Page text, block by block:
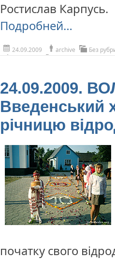
Ростислав Карпусь.
Подробней…
24.09.2009 archive Без
24.09.2009.
Введенський
річницю
початку свого